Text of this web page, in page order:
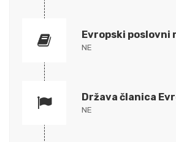
Evropski poslovni
NE
Država članica
NE